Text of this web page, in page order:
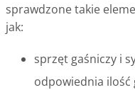
sprawdzone takie
jak:
sprzęt gaśniczy i
odpowiednia ilość